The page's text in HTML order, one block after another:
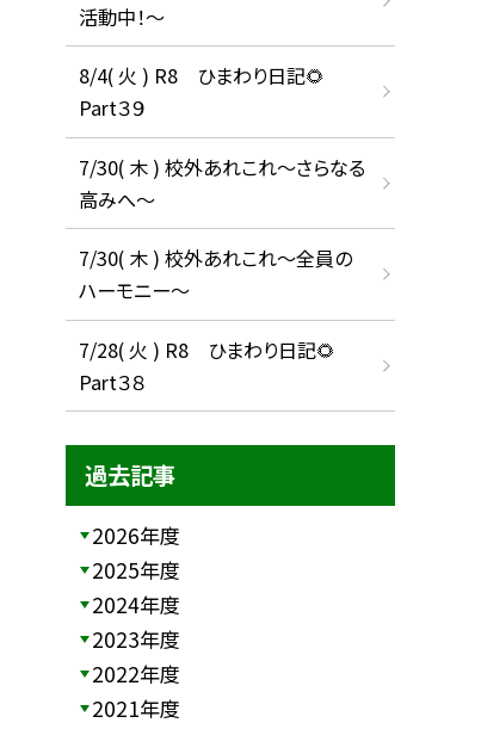
活動中！〜
8/4( 火 ) R8 ひまわり日記🌻
Part３９
7/30( 木 ) 校外あれこれ〜さらなる
高みへ〜
7/30( 木 ) 校外あれこれ〜全員の
ハーモニー〜
7/28( 火 ) R8 ひまわり日記🌻
Part３８
過去記事
2026年度
2025年度
2024年度
2023年度
2022年度
2021年度